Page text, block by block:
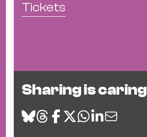
Tickets
Sharing is caring